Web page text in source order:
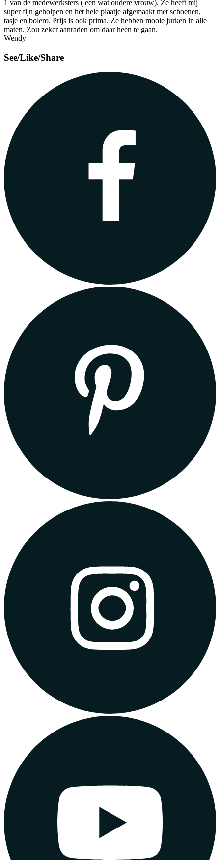
1 van de medewerksters ( een wat oudere vrouw). Ze heeft mij
super fijn geholpen en het hele plaatje afgemaakt met schoenen,
tasje en bolero. Prijs is ook prima. Ze hebben mooie jurken in alle
maten. Zou zeker aanraden om daar heen te gaan.
Wendy
See/Like/Share